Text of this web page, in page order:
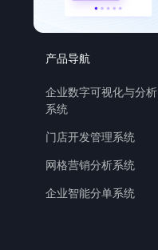
产品导航
企业数字可视化与分析
系统
门店开发管理系统
网格营销分析系统
企业智能分单系统